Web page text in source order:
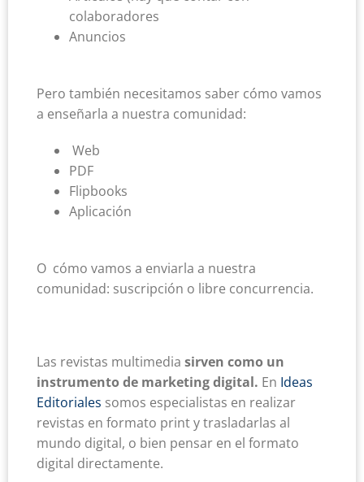
colaboradores
Anuncios
Pero también necesitamos saber cómo vamos
a enseñarla a nuestra comunidad:
Web
PDF
Flipbooks
Aplicación
O cómo vamos a enviarla a nuestra
comunidad: suscripción o libre concurrencia.
Las revistas multimedia sirven como un
instrumento de marketing digital. En Ideas
Editoriales somos especialistas en realizar
revistas en formato print y trasladarlas al
mundo digital, o bien pensar en el formato
digital directamente.